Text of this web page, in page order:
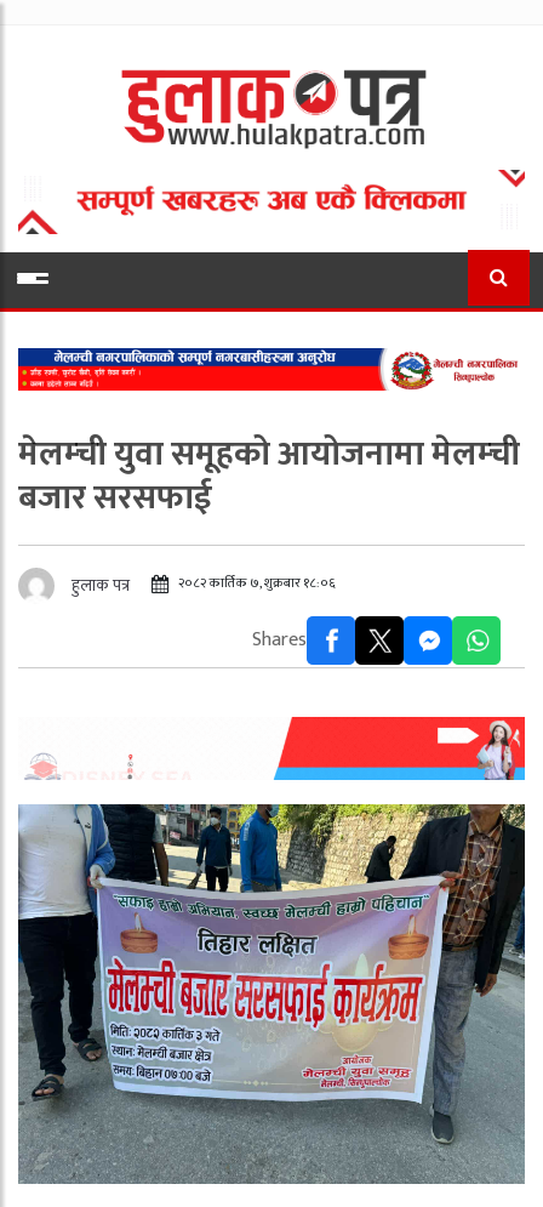
मेलम्ची युवा समूहको आयोजनामा मेलम्ची
बजार सरसफाई
हुलाक पत्र २०८२ कार्तिक ७, शुक्रबार १८:०६
Shares